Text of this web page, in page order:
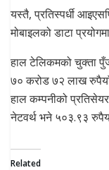
यस्तै, प्रतिस्पर्धी
मोबाइलको डाटा
हाल टेलिकमको चुक्ता
७० करोड ७२ लाख
हाल कम्पनीको
नेटवर्थ भने ५०३.९३
Related